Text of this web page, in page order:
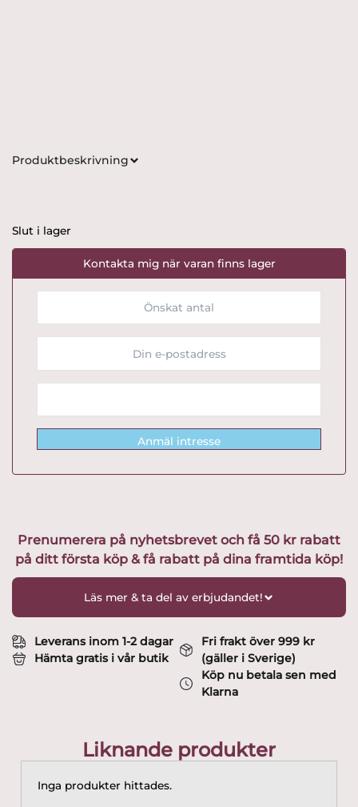
Produktbeskrivning
Slut i lager
Kontakta mig när varan finns lager
Anmäl intresse
Prenumerera på nyhetsbrevet och få 50 kr rabatt
på ditt första köp & få rabatt på dina framtida köp!
Läs mer & ta del av erbjudandet!
Leverans inom 1-2 dagar
Hämta gratis i vår butik
Fri frakt över 999 kr
(gäller i Sverige)
Köp nu betala sen med
Klarna
Liknande produkter
Inga produkter hittades.